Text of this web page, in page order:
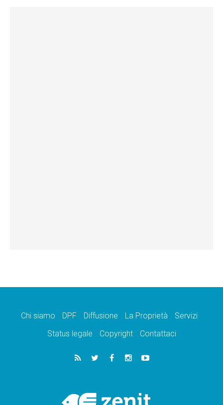
Chi siamo DPF Diffusione La Proprietà
Servizi
Status legale
Copyright Contattaci